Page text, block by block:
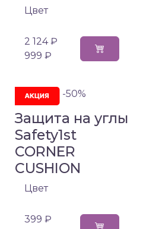
Цвет
2 124 ₽
999 ₽
-50%
Защита на углы
Safety1st
CORNER
CUSHION
Цвет
399 ₽